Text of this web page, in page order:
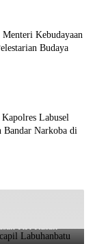
Kebudayaan
Budaya
Labusel
Bandar Narkoba di
Disdukcapil
KK Rusak